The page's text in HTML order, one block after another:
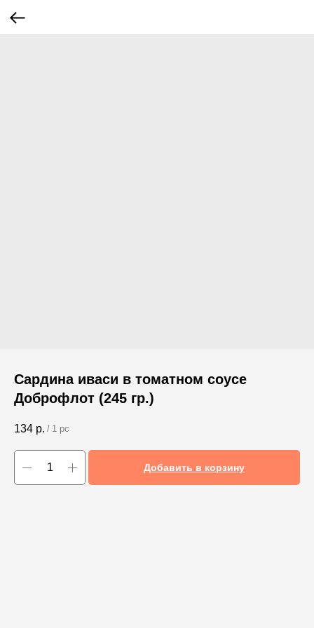
Сардина иваси в томатном соусе
Доброфлот (245 гр.)
134 р. / 1 pc
Добавить в корзину